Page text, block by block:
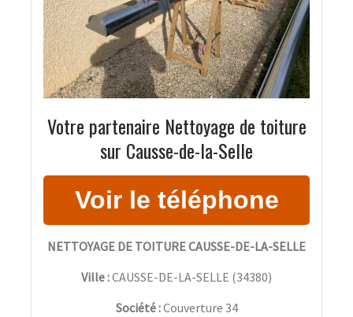
Votre partenaire Nettoyage de toiture
sur Causse-de-la-Selle
NETTOYAGE DE TOITURE CAUSSE-DE-LA-SELLE
Ville :CAUSSE-DE-LA-SELLE (34380)
Société :Couverture 34